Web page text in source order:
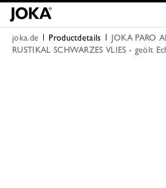
joka.de Productdetails
JOKA PARO
RUSTIKAL SCHWARZES VLIES - geölt